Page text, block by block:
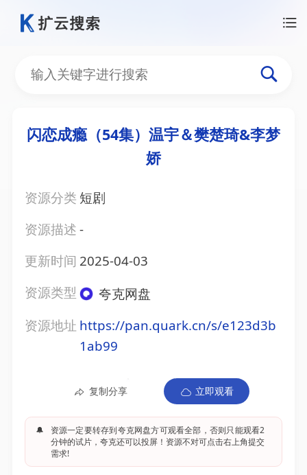
闪恋成瘾（54集）温宇＆樊楚琦&李梦
娇
资源分类 短剧
资源描述-
更新时间 2025-04-03
资源类型
夸克网盘
资源地址 https://pan.quark.cn/s/e123d3b
1ab99
复制分享 立即观看
🔔
资源一定要转存到夸克网盘方可观看全部，否则只能观看2
分钟的试片，夸克还可以投屏！资源不对可点击右上角提交
需求!